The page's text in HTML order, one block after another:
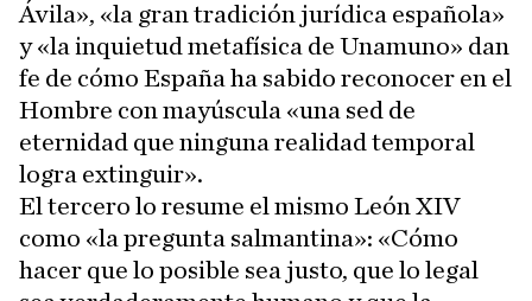
Ávila», «la gran tradición jurídica española»
y «la inquietud metafísica de Unamuno» dan
fe de cómo España ha sabido reconocer en el
Hombre con mayúscula «una sed de
eternidad que ninguna realidad temporal
logra extinguir».
El tercero lo resume el mismo León XIV
como «la pregunta salmantina»: «Cómo
hacer que lo posible sea justo, que lo legal